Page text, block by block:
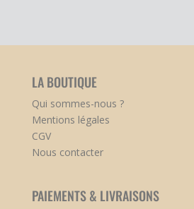
LA BOUTIQUE
Qui sommes-nous ?
Mentions légales
CGV
Nous contacter
PAIEMENTS & LIVRAISONS